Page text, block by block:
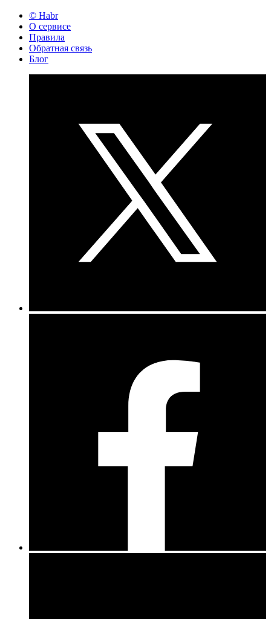
© Habr
О сервисе
Правила
Обратная связь
Блог